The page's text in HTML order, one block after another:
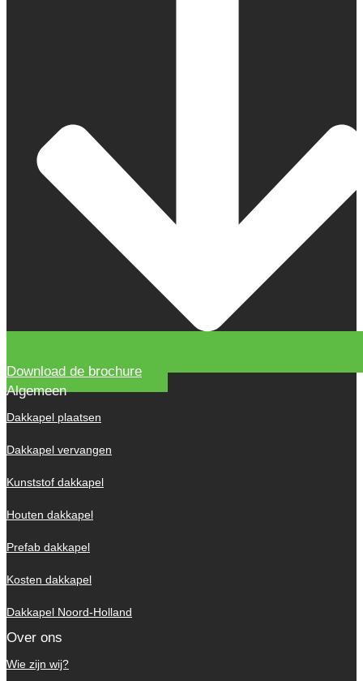
Download de brochure
Algemeen
Dakkapel plaatsen
Dakkapel vervangen
Kunststof dakkapel
Houten dakkapel
Prefab dakkapel
Kosten dakkapel
Dakkapel Noord-Holland
Over ons
Wie zijn wij?